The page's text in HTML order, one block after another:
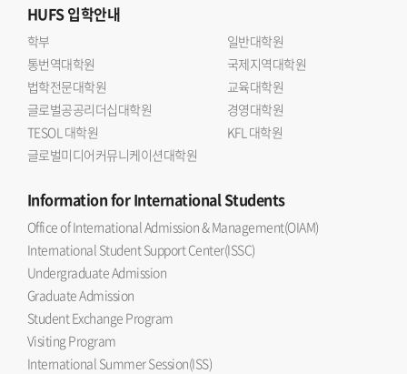
HUFS입학안내
학부
일반대학원
통번역대학원
국제지역대학원
법학전문대학원
교육대학원
글로벌공공리더십대학원
경영대학원
TESOL 대학원
KFL 대학원
글로벌미디어커뮤니케이션대학원
Informationfor International Students
Office of International Admission & Management(OIAM)
International Student Support Center(ISSC)
Undergraduate Admission
Graduate Admission
Student Exchange Program
Visiting Program
International Summer Session(ISS)